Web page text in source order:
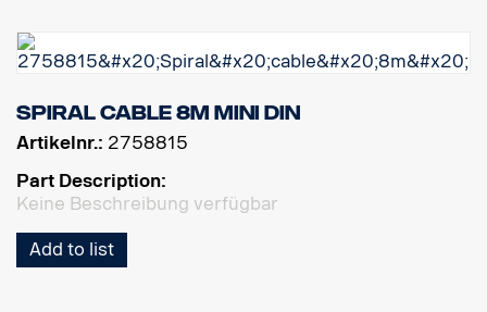
Spiral cable 8m MINI DIN
Artikelnr.: 2758815
Part Description:
Keine Beschreibung verfügbar
Add to list